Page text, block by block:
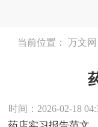
当前位置： 万文网
时间：2026-02-18